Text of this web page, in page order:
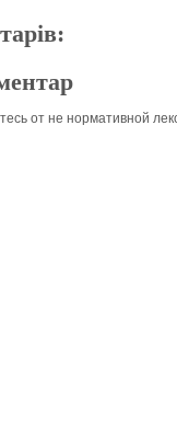
от не нормативной